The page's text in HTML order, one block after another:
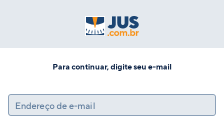
Para continuar, digite seu e-mail
Endereço de e-mail